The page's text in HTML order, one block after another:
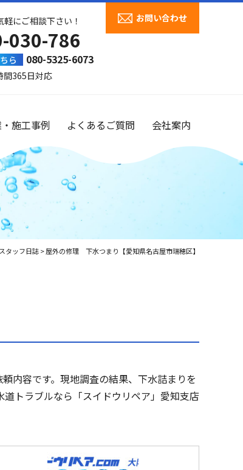
にご相談下さい！
030-786
ら 080-5325-6073
間365日対応
お問い合わせ
施工事例 よくあるご質問 会社案内
スタッフ日誌>屋外の修理 下水つまり【愛知県名古屋市瑞穂区】
内容です。現地調査の結果、下水詰まりを
トラブルなら「スイドウリペア」愛知支店